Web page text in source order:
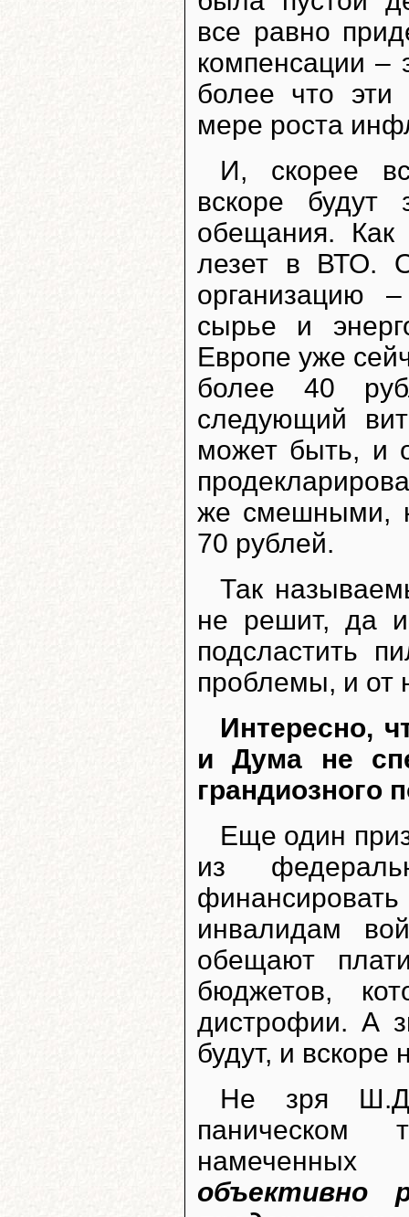
все равно
компенсации –
более что эти
мере роста
И, скорее
вскоре
обещания. Как
лезет в ВТО.
организацию
сырье и
Европе уже
более 40
следующий
может быть, и
же смешными,
70 рублей.
Так
не решит, да
подсластить
проблемы, и от
Интересно,
и Дума не
грандиозного
Еще один
из
инвалидам
обещают
бюджетов,
дистрофии. А
будут, и вскоре
Не зря
паническом
намеченных
объективно